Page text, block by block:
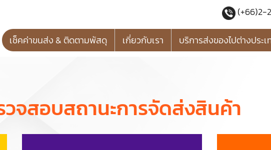
เช็คค่าขนส่ง & ติดตามพัสดุ เกี่ยวกับเรา บริการส่งของไปต่างประ
จสอบสถานะการจัดส่งสินค้า